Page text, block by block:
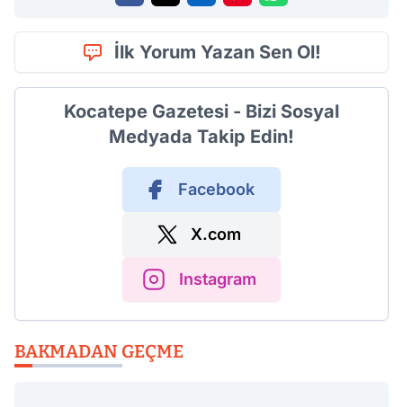
İlk Yorum Yazan Sen Ol!
Kocatepe Gazetesi - Bizi Sosyal
Medyada Takip Edin!
Facebook
X.com
Instagram
BAKMADAN GEÇME